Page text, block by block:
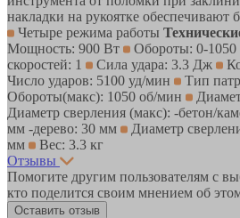
накладки на рукоятке обеспечивают
Четыре режима работы
Мощность: 900 Вт
Обороты: 0-1050
скоростей: 1
Сила удара: 3.3 Дж
Число ударов: 5100 уд/мин
Тип
Обороты(макс): 1050 об/мин
Диаметр сверления (макс): -бетон/
мм -дерево: 30 мм
Диаметр
мм
Вес: 3.3 кг
Отзывы
Помогите другим пользователям с
кто поделится своим мнением об
Оставить отзыв